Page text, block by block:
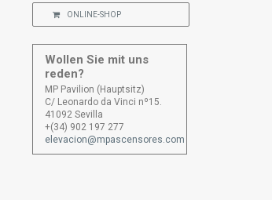
ONLINE-SHOP
Wollen Sie mit uns
reden?
MP Pavilion (Hauptsitz)
C/ Leonardo da Vinci nº15.
41092 Sevilla
+(34) 902 197 277
elevacion@mpascensores.com